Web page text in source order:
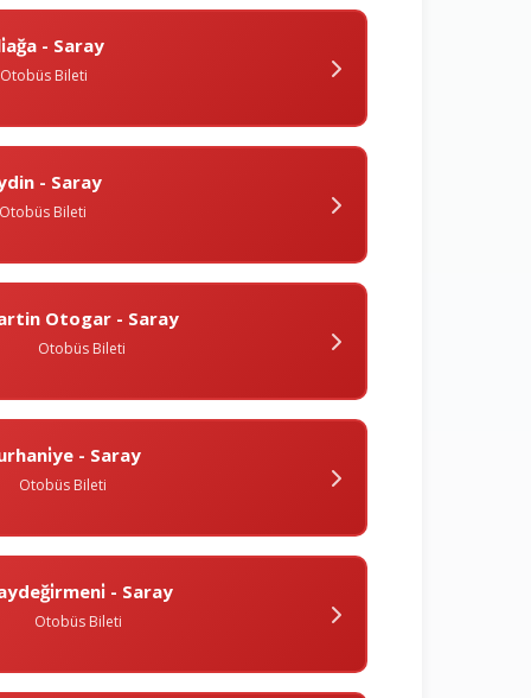
- Saray
Otobüs Bileti
- Saray
Otobüs Bileti
Otogar - Saray
Otobüs Bileti
- Saray
Otobüs Bileti
- Saray
Otobüs Bileti